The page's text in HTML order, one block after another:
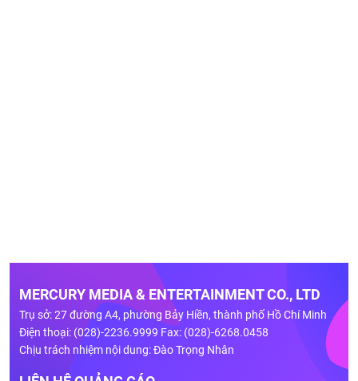
MERCURY MEDIA & ENTERTAINMENT CO., LTD
Trụ sở: 27 đường A4, phường Bảy Hiền, thành phố Hồ Chí Minh
Điện thoại: (028)-2236.9999 Fax: (028)-6268.0458
Chịu trách nhiệm nội dung: Đào Trọng Nhân